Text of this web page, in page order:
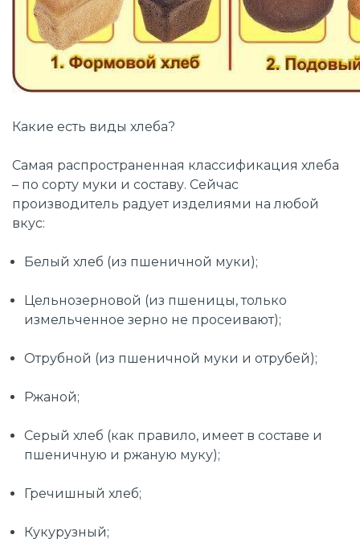
Какие есть виды хлеба?
Самая распространенная классификация хлеба
– по сорту муки и составу. Сейчас
производитель радует изделиями на любой
вкус:
Белый хлеб (из пшеничной муки);
Цельнозерновой (из пшеницы, только
измельченное зерно не просеивают);
Отрубной (из пшеничной муки и отрубей);
Ржаной;
Серый хлеб (как правило, имеет в составе и
пшеничную и ржаную муку);
Гречишный хлеб;
Кукурузный;